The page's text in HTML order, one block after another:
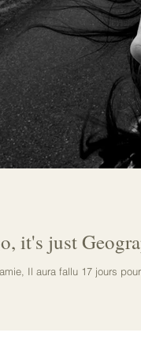
it's just
Il aura fallu 17 jours